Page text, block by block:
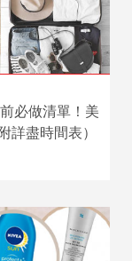
必做清單！美
詳盡時間表）